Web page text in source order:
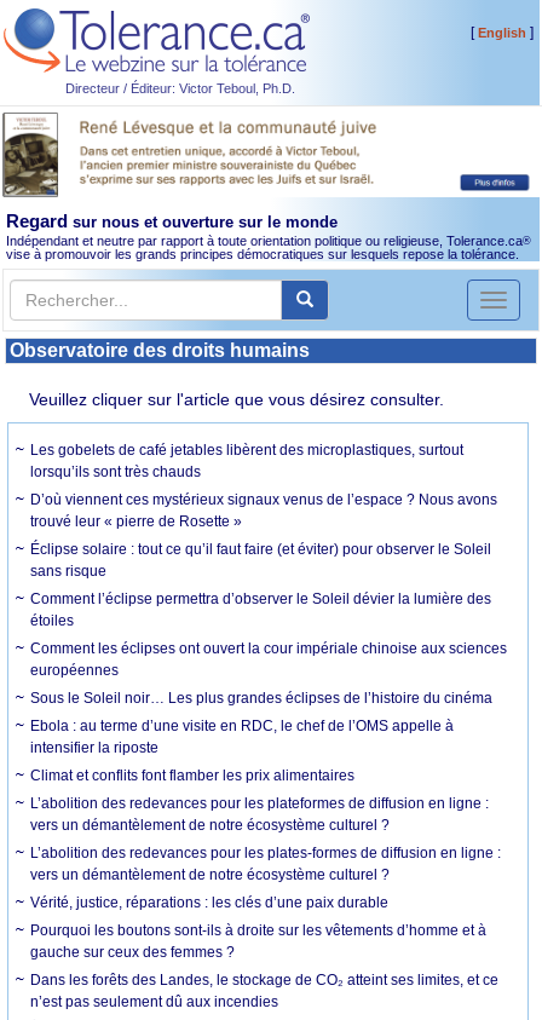
Directeur / Éditeur: Victor Teboul, Ph.D.
[English ]
Regard sur nous et ouverture sur le monde
Indépendant et neutre par rapport à toute orientation politique ou religieuse, Tolerance.ca®
vise à promouvoir les grands principes démocratiques sur lesquels repose la tolérance.
Toggle
Observatoire des droits humains
Veuillez cliquer sur l'article que vous désirez consulter.
Les gobelets de café jetables libèrent des microplastiques, surtout
lorsqu’ils sont très chauds
D’où viennent ces mystérieux signaux venus de l’espace ? Nous avons
trouvé leur « pierre de Rosette »
Éclipse solaire : tout ce qu’il faut faire (et éviter) pour observer le Soleil
sans risque
Comment l’éclipse permettra d’observer le Soleil dévier la lumière des
étoiles
Comment les éclipses ont ouvert la cour impériale chinoise aux sciences
européennes
Sous le Soleil noir… Les plus grandes éclipses de l’histoire du cinéma
Ebola : au terme d’une visite en RDC, le chef de l’OMS appelle à
intensifier la riposte
Climat et conflits font flamber les prix alimentaires
L’abolition des redevances pour les plateformes de diffusion en ligne :
vers un démantèlement de notre écosystème culturel ?
L’abolition des redevances pour les plates-formes de diffusion en ligne :
vers un démantèlement de notre écosystème culturel ?
Vérité, justice, réparations : les clés d’une paix durable
Pourquoi les boutons sont-ils à droite sur les vêtements d’homme et à
gauche sur ceux des femmes ?
Dans les forêts des Landes, le stockage de CO₂ atteint ses limites, et ce
n’est pas seulement dû aux incendies